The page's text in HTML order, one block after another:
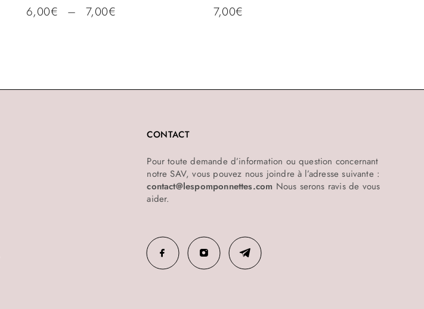
6,00€ – 7,00€ 7,00€
CONTACT
Pour toute demande d’information ou question concernant
notre SAV, vous pouvez nous joindre à l’adresse suivante :
contact@lespomponnettes.com Nous serons ravis de vous
aider.